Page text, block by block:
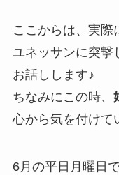
ここからは、実際
ユネッサンに突撃
お話しします♪
ちなみにこの時、
心から気を付けて
6月の平日月曜日